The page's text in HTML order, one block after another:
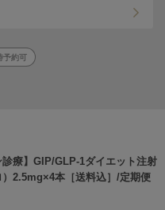
予約可
診療】GIP/GLP-1ダイエット注射
）2.5mg×4本［送料込］/定期便